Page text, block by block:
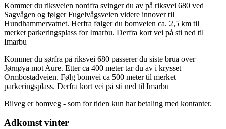
Kommer du riksveien nordfra svinger du av på riksvei 680 ved
Sagvågen og følger Fugelvågsveien videre innover til
Hundhammervatnet. Herfra følger du bomveien ca. 2,5 km til
merket parkeringsplass for Imarbu. Derfra kort vei på sti ned til
Imarbu
Kommer du sørfra på riksvei 680 passerer du siste brua over
Jørnøya mot Aure. Etter ca 400 meter tar du av i krysset
Ormbostadveien. Følg bomvei ca 500 meter til merket
parkeringsplass. Derfra kort vei på sti ned til Imarbu
Bilveg er bomveg - som for tiden kun har betaling med kontanter.
Adkomst vinter